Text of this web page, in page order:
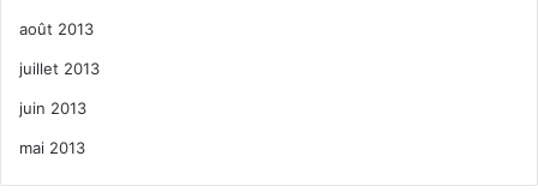
août 2013
juillet 2013
juin 2013
mai 2013